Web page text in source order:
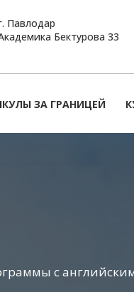
Павлодар
Бектурова 33
ЗА ГРАНИЦЕЙ
с